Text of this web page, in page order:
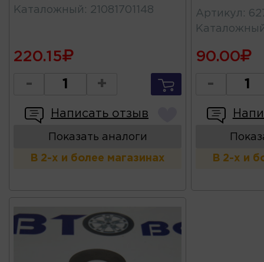
Каталожный : 21081701148
220.15
- +
Написать отзыв
Показать аналоги
В 2-х и более магазинах
Артикул :
90.00
-
В 2-х и